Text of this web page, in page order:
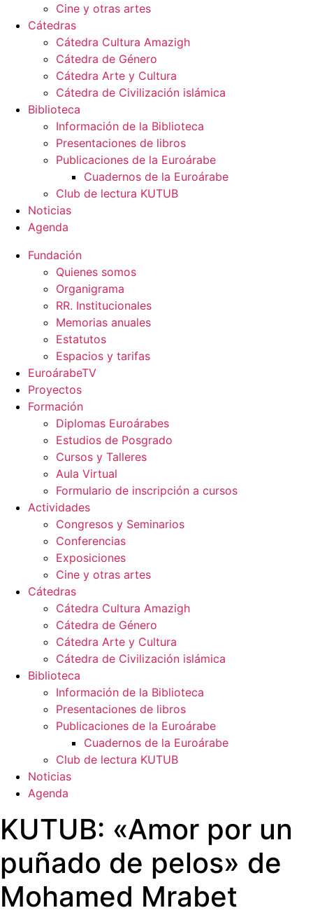
Cine y otras artes
Cátedras
Cátedra Cultura Amazigh
Cátedra de Género
Cátedra Arte y Cultura
Cátedra de Civilización islámica
Biblioteca
Información de la Biblioteca
Presentaciones de libros
Publicaciones de la Euroárabe
Cuadernos de la Euroárabe
Club de lectura KUTUB
Noticias
Agenda
Fundación
Quienes somos
Organigrama
RR. Institucionales
Memorias anuales
Estatutos
Espacios y tarifas
EuroárabeTV
Proyectos
Formación
Diplomas Euroárabes
Estudios de Posgrado
Cursos y Talleres
Aula Virtual
Formulario de inscripción a cursos
Actividades
Congresos y Seminarios
Conferencias
Exposiciones
Cine y otras artes
Cátedras
Cátedra Cultura Amazigh
Cátedra de Género
Cátedra Arte y Cultura
Cátedra de Civilización islámica
Biblioteca
Información de la Biblioteca
Presentaciones de libros
Publicaciones de la Euroárabe
Cuadernos de la Euroárabe
Club de lectura KUTUB
Noticias
Agenda
KUTUB: «Amor por un
puñado de pelos» de
Mohamed Mrabet